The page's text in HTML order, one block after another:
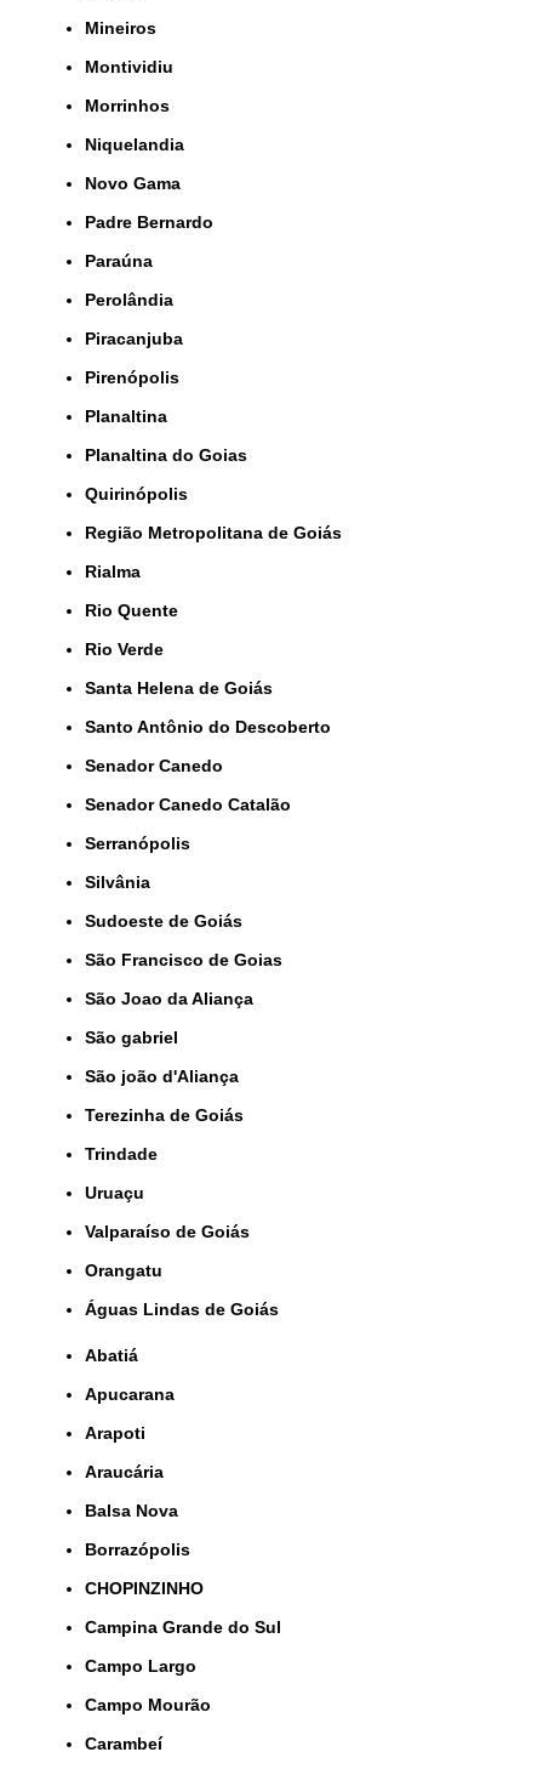
Mineiros
Montividiu
Morrinhos
Niquelandia
Novo Gama
Padre Bernardo
Paraúna
Perolândia
Piracanjuba
Pirenópolis
Planaltina
Planaltina do Goias
Quirinópolis
Região Metropolitana de Goiás
Rialma
Rio Quente
Rio Verde
Santa Helena de Goiás
Santo Antônio do Descoberto
Senador Canedo
Senador Canedo Catalão
Serranópolis
Silvânia
Sudoeste de Goiás
São Francisco de Goias
São Joao da Aliança
São gabriel
São joão d'Aliança
Terezinha de Goiás
Trindade
Uruaçu
Valparaíso de Goiás
orangatu
Águas Lindas de Goiás
Abatiá
Apucarana
Arapoti
Araucária
Balsa Nova
Borrazópolis
CHOPINZINHO
Campina Grande do Sul
Campo Largo
Campo Mourão
Carambeí